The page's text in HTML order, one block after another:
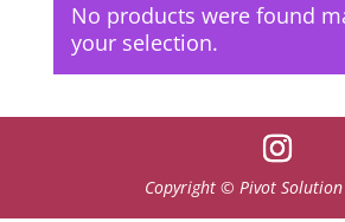
No products were found
your selection.
Copyright © Pivot